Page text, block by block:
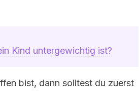
Kind untergewichtig ist?
bist, dann solltest du zuerst